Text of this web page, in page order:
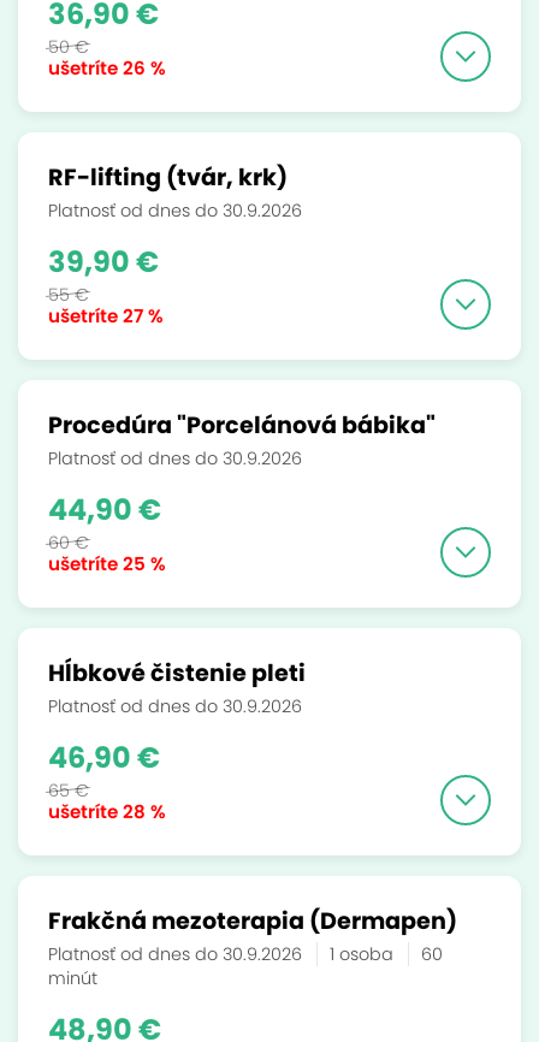
ušetríte26 %
36,90 €
50 €
RF-lifting (tvár, krk)
Platnosť od dnes do 30.9.2026
ušetríte27 %
39,90 €
55 €
Procedúra "Porcelánová bábika"
Platnosť od dnes do 30.9.2026
ušetríte25 %
44,90 €
60 €
Hĺbkové čistenie pleti
Platnosť od dnes do 30.9.2026
ušetríte28 %
46,90 €
65 €
Frakčná mezoterapia (Dermapen)
Platnosť od dnes do 30.9.2026 1 osoba
60
minút
48,90 €